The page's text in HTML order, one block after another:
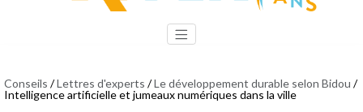
Conseils /Lettres d'experts /Le développement durable selon Bidou /
Intelligence artificielle et jumeaux numériques dans la ville